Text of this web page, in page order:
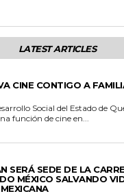
LATEST ARTICLES
CINE CONTIGO A
Social del Estado de
función de cine en...
SERÁ SEDE DE LA
MÉXICO SALVANDO